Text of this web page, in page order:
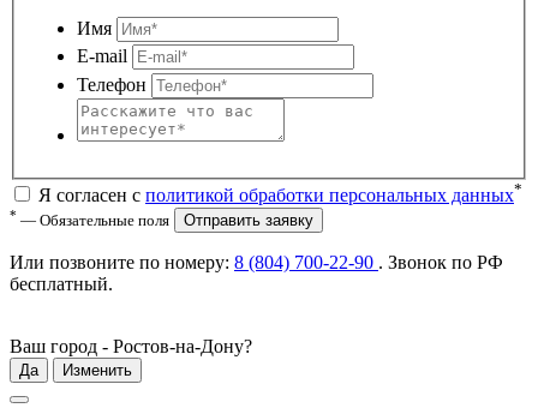
Имя
E-mail
Телефон
Я согласен с политикой обработки персональных данных*
* — Обязательные поля Отправить заявку
Или позвоните по номеру: 8 (804) 700-22-90 . Звонок по РФ
бесплатный.
Ваш город - Ростов-на-Дону?
Да Изменить